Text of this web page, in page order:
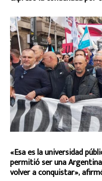
«Esa es la universidad
permitió ser una
volver a conquistar»,